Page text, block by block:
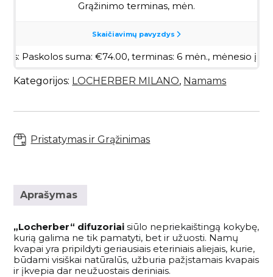
Kategorijos: LOCHERBER MILANO, Namams
Pristatymas ir Grąžinimas
Aprašymas
„Locherber“ difuzoriai siūlo nepriekaištingą kokybę,
kurią galima ne tik pamatyti, bet ir užuosti. Namų
kvapai yra pripildyti geriausiais eteriniais aliejais, kurie,
būdami visiškai natūralūs, užburia pažįstamais kvapais
ir įkvepia dar neužuostais deriniais.